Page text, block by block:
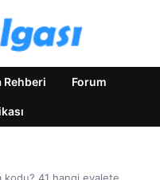
Rehberi Forum